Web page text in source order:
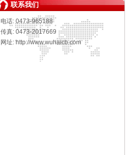
联系我们
电话: 0473-965188
传真: 0473-2017669
网址: http://www.wuhaicb.com